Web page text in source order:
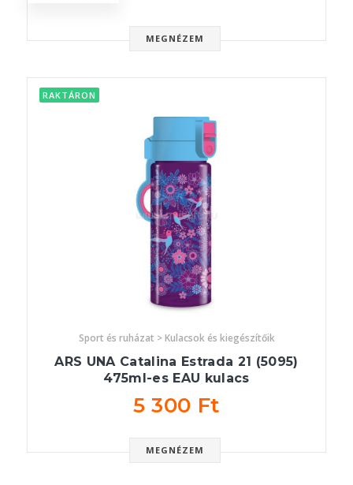
MEGNÉZEM
RAKTÁRON
Sport és ruházat > Kulacsok és kiegészítőik
ARS UNA Catalina Estrada 21 (5095)
475ml-es EAU kulacs
5 300 Ft
MEGNÉZEM